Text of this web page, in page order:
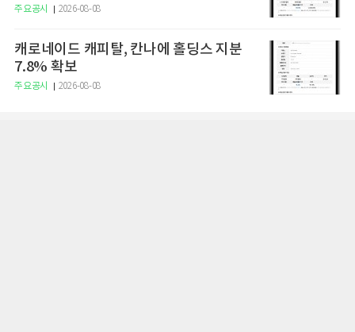
주요공시 2026-08-08
캐로네이드 캐피탈, 칸나에 홀딩스 지분
7.8% 확보
주요공시 2026-08-08